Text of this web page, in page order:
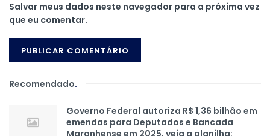
Salvar meus dados neste navegador para a próxima vez
que eu comentar.
Recomendado.
Governo Federal autoriza R$ 1,36 bilhão em
emendas para Deputados e Bancada